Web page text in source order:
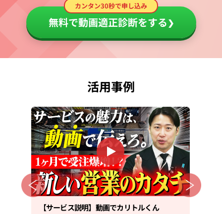
カンタン30秒で申し込み
無料で動画適正診断をする❯
活用事例
【サービス説明】動画でカリトルくん